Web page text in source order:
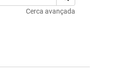
Cerca avançada